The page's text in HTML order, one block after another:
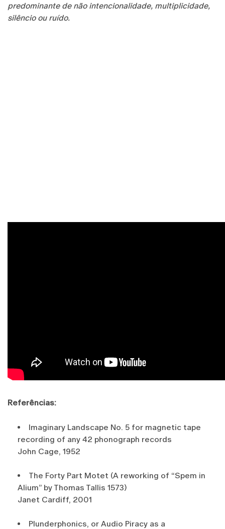
predominante de não intencionalidade, multiplicidade,
silêncio ou ruído.
Referências:
Imaginary Landscape No. 5 for magnetic tape
recording of any 42 phonograph records
John Cage, 1952
The Forty Part Motet (A reworking of “Spem in
Alium” by Thomas Tallis 1573)
Janet Cardiff, 2001
Plunderphonics, or Audio Piracy as a